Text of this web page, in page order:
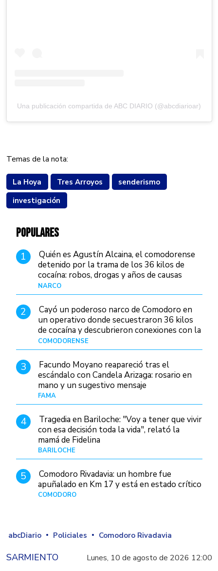
Una publicación compartida de ABC DIARIO (@abcdiarioar)
Temas de la nota:
La Hoya Tres Arroyos
senderismo
investigación
POPULARES
1
Quién es Agustín Alcaina, el comodorense
detenido por la trama de los 36 kilos de
cocaína: robos, drogas y años de causas
judiciales
NARCO
2
Cayó un poderoso narco de Comodoro en
un operativo donde secuestraron 36 kilos
de cocaína y descubrieron conexiones con la
Patagonia
COMODORENSE
3
Facundo Moyano reapareció tras el
escándalo con Candela Arizaga: rosario en
mano y un sugestivo mensaje
FAMA
4
Tragedia en Bariloche: "Voy a tener que vivir
con esa decisión toda la vida", relató la
mamá de Fidelina
BARILOCHE
5
Comodoro Rivadavia: un hombre fue
apuñalado en Km 17 y está en estado crítico
COMODORO
abcDiario Policiales Comodoro Rivadavia
SARMIENTO Lunes, 10 de agosto de 2026 12:00